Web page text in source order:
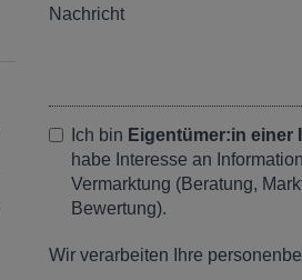
Nachricht
Ich bin Eigentümer:in einer
habe Interesse an
Vermarktung (Beratung,
Bewertung).
Wir verarbeiten Ihre